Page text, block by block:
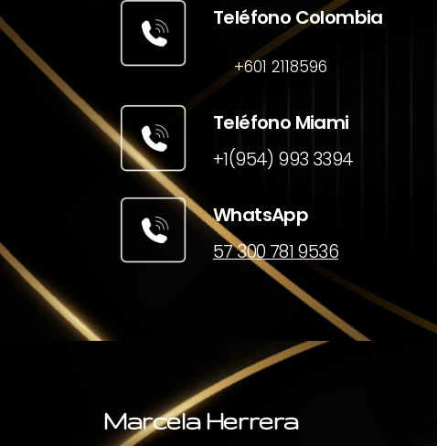
Teléfono Colombia
+601 2118596
Teléfono Miami
+1(954) 993 3394
WhatsApp
57 300 781 9536
Marcela Herrera